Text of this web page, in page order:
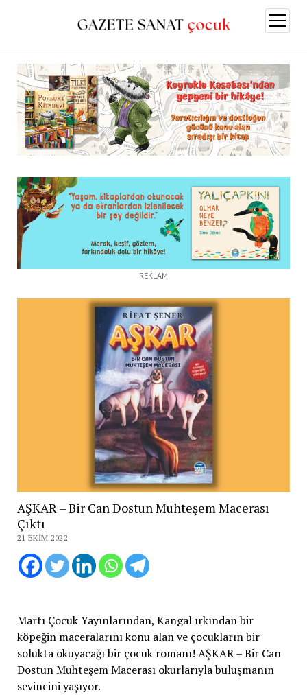
aç
REKLAM
AŞKAR – Bir Can Dostun Muhteşem Macerası
Çıktı
21 EKIM 2022
Martı Çocuk Yayınlarından, Kangal ırkından bir
köpeğin maceralarını konu alan ve çocukların bir
solukta okuyacağı bir çocuk romanı! AŞKAR – Bir Can
Dostun Muhteşem Macerası okurlarıyla buluşmanın
sevincini yaşıyor.